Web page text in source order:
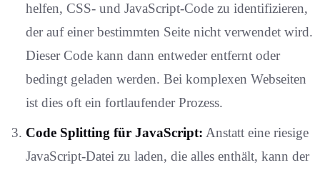
helfen, CSS- und JavaScript-Code zu identifizieren,
der auf einer bestimmten Seite nicht verwendet wird.
Dieser Code kann dann entweder entfernt oder
bedingt geladen werden. Bei komplexen Webseiten
ist dies oft ein fortlaufender Prozess.
Code Splitting für JavaScript: Anstatt eine riesige
JavaScript-Datei zu laden, die alles enthält, kann der